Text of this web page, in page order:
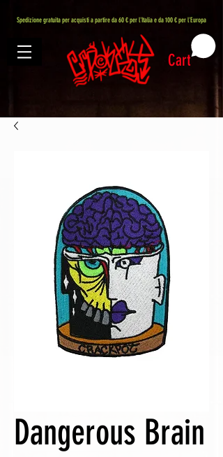
Spedizione gratuita per acquisti a partire da 60 € per l'Italia e da 100 € per l'Europa
Cart
Dangerous Brain